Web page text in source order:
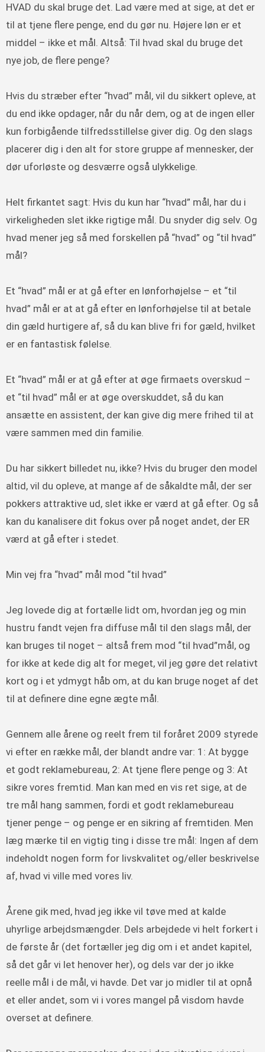
HVAD du skal bruge det. Lad være med at sige, at det er
til at tjene flere penge, end du gør nu. Højere løn er et
middel – ikke et mål. Altså: Til hvad skal du bruge det
nye job, de flere penge?
Hvis du stræber efter “hvad” mål, vil du sikkert opleve, at
du end ikke opdager, når du når dem, og at de ingen eller
kun forbigående tilfredsstillelse giver dig. Og den slags
placerer dig i den alt for store gruppe af mennesker, der
dør uforløste og desværre også ulykkelige.
Helt firkantet sagt: Hvis du kun har “hvad” mål, har du i
virkeligheden slet ikke rigtige mål. Du snyder dig selv. Og
hvad mener jeg så med forskellen på “hvad” og “til hvad”
mål?
Et “hvad” mål er at gå efter en lønforhøjelse – et “til
hvad” mål er at at gå efter en lønforhøjelse til at betale
din gæld hurtigere af, så du kan blive fri for gæld, hvilket
er en fantastisk følelse.
Et “hvad” mål er at gå efter at øge firmaets overskud –
et “til hvad” mål er at øge overskuddet, så du kan
ansætte en assistent, der kan give dig mere frihed til at
være sammen med din familie.
Du har sikkert billedet nu, ikke? Hvis du bruger den model
altid, vil du opleve, at mange af de såkaldte mål, der ser
pokkers attraktive ud, slet ikke er værd at gå efter. Og så
kan du kanalisere dit fokus over på noget andet, der ER
værd at gå efter i stedet.
Min vej fra “hvad” mål mod “til hvad”
Jeg lovede dig at fortælle lidt om, hvordan jeg og min
hustru fandt vejen fra diffuse mål til den slags mål, der
kan bruges til noget – altså frem mod “til hvad”mål, og
for ikke at kede dig alt for meget, vil jeg gøre det relativt
kort og i et ydmygt håb om, at du kan bruge noget af det
til at definere dine egne ægte mål.
Gennem alle årene og reelt frem til foråret 2009 styrede
vi efter en række mål, der blandt andre var: 1: At bygge
et godt reklamebureau, 2: At tjene flere penge og 3: At
sikre vores fremtid. Man kan med en vis ret sige, at de
tre mål hang sammen, fordi et godt reklamebureau
tjener penge – og penge er en sikring af fremtiden. Men
læg mærke til en vigtig ting i disse tre mål: Ingen af dem
indeholdt nogen form for livskvalitet og/eller beskrivelse
af, hvad vi ville med vores liv.
Årene gik med, hvad jeg ikke vil tøve med at kalde
uhyrlige arbejdsmængder. Dels arbejdede vi helt forkert i
de første år (det fortæller jeg dig om i et andet kapitel,
så det går vi let henover her), og dels var der jo ikke
reelle mål i de mål, vi havde. Det var jo midler til at opnå
et eller andet, som vi i vores mangel på visdom havde
overset at definere.